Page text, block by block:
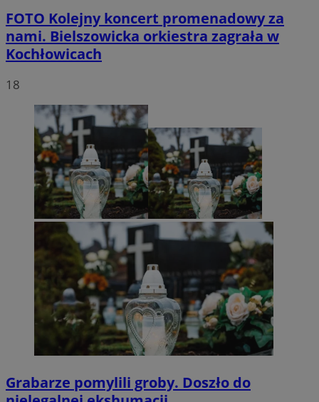
FOTO Kolejny koncert promenadowy za
nami. Bielszowicka orkiestra zagrała w
Kochłowicach
18
Grabarze pomylili groby. Doszło do